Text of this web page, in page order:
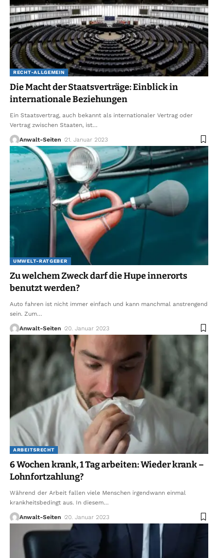
RECHT-ALLGEMEIN
Die Macht der Staatsverträge: Einblick in
internationale Beziehungen
Ein Staatsvertrag, auch bekannt als internationaler Vertrag oder
Vertrag zwischen Staaten, ist…
Anwalt-Seiten 21. Januar 2023
UMWELT-RATGEBER
Zu welchem Zweck darf die Hupe innerorts
benutzt werden?
Auto fahren ist nicht immer einfach und kann manchmal anstrengend
sein. Zum…
Anwalt-Seiten 20. Januar 2023
ARBEITSRECHT
6 Wochen krank, 1 Tag arbeiten: Wieder krank –
Lohnfortzahlung?
Während der Arbeit fallen viele Menschen irgendwann einmal
krankheitsbedingt aus. In diesem…
Anwalt-Seiten 20. Januar 2023